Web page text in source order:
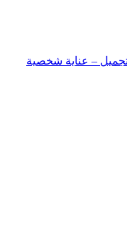
– عناية شخصية